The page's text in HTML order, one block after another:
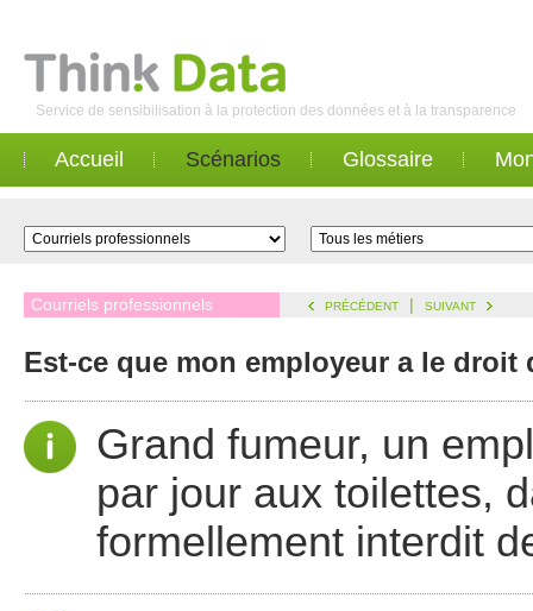
Service de sensibilisation à la protection des données et à la transparence
Accueil Scénarios Glossaire
Courriels professionnels PRÉCÉDENT | SUIVANT
Est-ce que mon employeur a le
Grand fumeur, un
par jour aux toilettes,
formellement interdit